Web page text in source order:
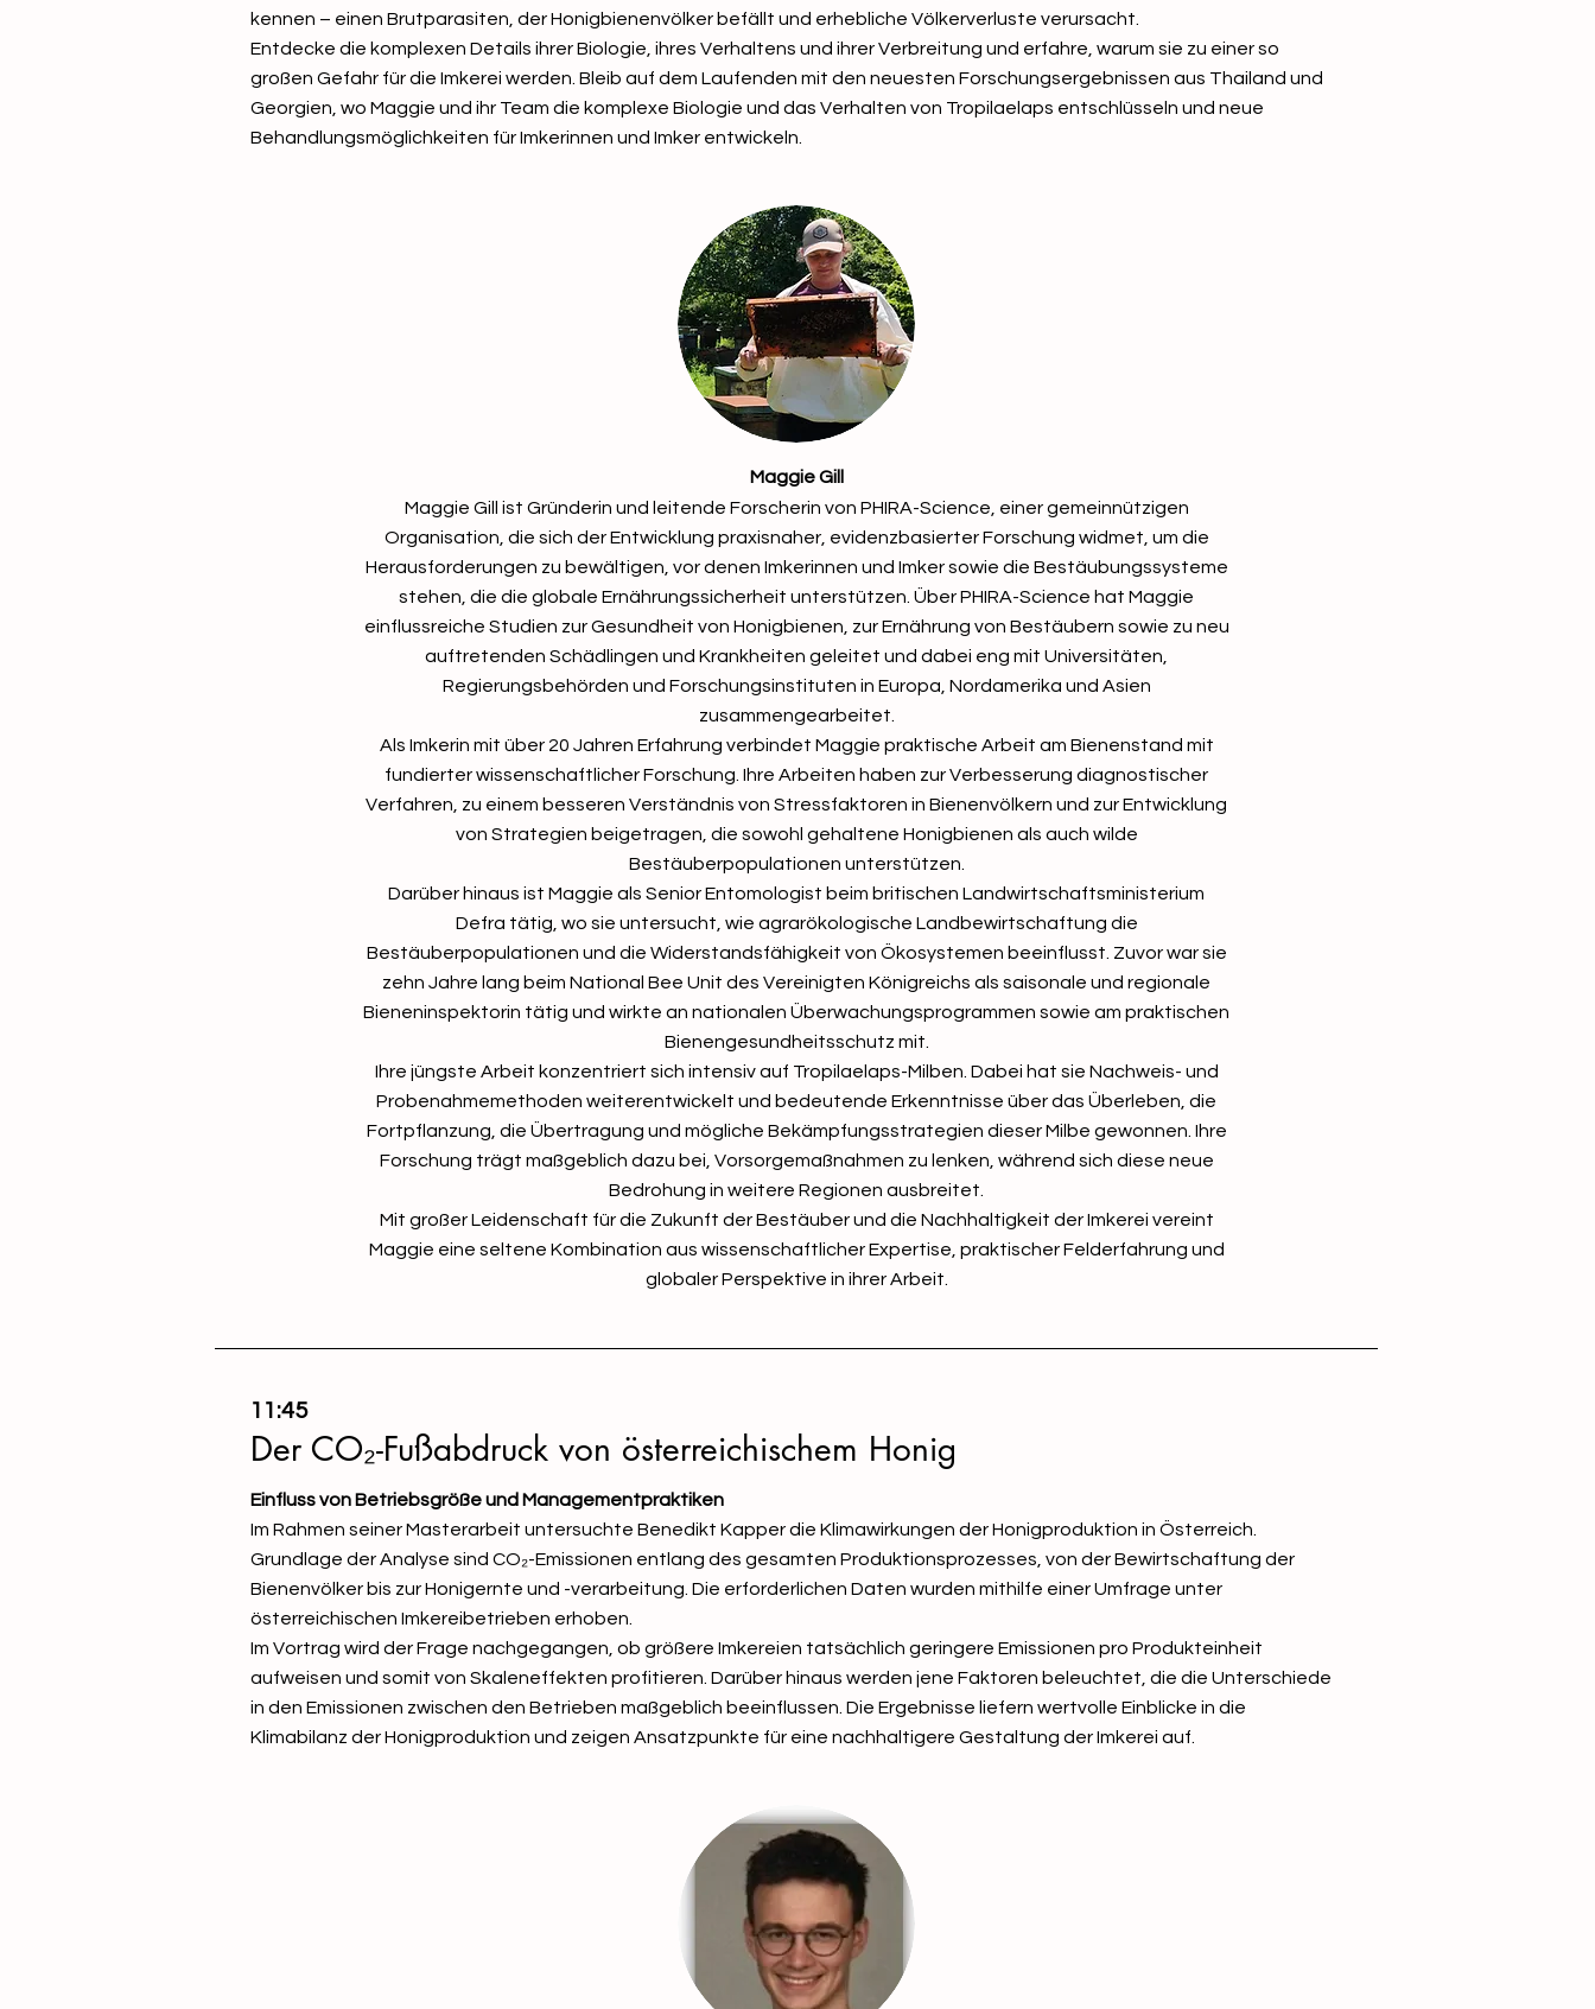
kennen – einen Brutparasiten, der Honigbienenvölker befällt und erhebliche Völkerverluste verursacht.
Entdecke die komplexen Details ihrer Biologie, ihres Verhaltens und ihrer Verbreitung und erfahre, warum sie zu einer so
großen Gefahr für die Imkerei werden. Bleib auf dem Laufenden mit den neuesten Forschungsergebnissen aus Thailand und
Georgien, wo Maggie und ihr Team die komplexe Biologie und das Verhalten von Tropilaelaps entschlüsseln und neue
Behandlungsmöglichkeiten für Imkerinnen und Imker entwickeln.
Maggie Gill
Maggie Gill ist Gründerin und leitende Forscherin von PHIRA-Science, einer gemeinnützigen
Organisation, die sich der Entwicklung praxisnaher, evidenzbasierter Forschung widmet, um die
Herausforderungen zu bewältigen, vor denen Imkerinnen und Imker sowie die Bestäubungssysteme
stehen, die die globale Ernährungssicherheit unterstützen. Über PHIRA-Science hat Maggie
einflussreiche Studien zur Gesundheit von Honigbienen, zur Ernährung von Bestäubern sowie zu neu
auftretenden Schädlingen und Krankheiten geleitet und dabei eng mit Universitäten,
Regierungsbehörden und Forschungsinstituten in Europa, Nordamerika und Asien
zusammengearbeitet.
Als Imkerin mit über 20 Jahren Erfahrung verbindet Maggie praktische Arbeit am Bienenstand mit
fundierter wissenschaftlicher Forschung. Ihre Arbeiten haben zur Verbesserung diagnostischer
Verfahren, zu einem besseren Verständnis von Stressfaktoren in Bienenvölkern und zur Entwicklung
von Strategien beigetragen, die sowohl gehaltene Honigbienen als auch wilde
Bestäuberpopulationen unterstützen.
Darüber hinaus ist Maggie als Senior Entomologist beim britischen Landwirtschaftsministerium
Defra tätig, wo sie untersucht, wie agrarökologische Landbewirtschaftung die
Bestäuberpopulationen und die Widerstandsfähigkeit von Ökosystemen beeinflusst. Zuvor war sie
zehn Jahre lang beim National Bee Unit des Vereinigten Königreichs als saisonale und regionale
Bieneninspektorin tätig und wirkte an nationalen Überwachungsprogrammen sowie am praktischen
Bienengesundheitsschutz mit.
Ihre jüngste Arbeit konzentriert sich intensiv auf Tropilaelaps-Milben. Dabei hat sie Nachweis- und
Probenahmemethoden weiterentwickelt und bedeutende Erkenntnisse über das Überleben, die
Fortpflanzung, die Übertragung und mögliche Bekämpfungsstrategien dieser Milbe gewonnen. Ihre
Forschung trägt maßgeblich dazu bei, Vorsorgemaßnahmen zu lenken, während sich diese neue
Bedrohung in weitere Regionen ausbreitet.
Mit großer Leidenschaft für die Zukunft der Bestäuber und die Nachhaltigkeit der Imkerei vereint
Maggie eine seltene Kombination aus wissenschaftlicher Expertise, praktischer Felderfahrung und
globaler Perspektive in ihrer Arbeit.
11:45
Der CO₂-Fußabdruck von österreichischem Honig
Einfluss von Betriebsgröße und Managementpraktiken
Im Rahmen seiner Masterarbeit untersuchte Benedikt Kapper die Klimawirkungen der Honigproduktion in Österreich.
Grundlage der Analyse sind CO₂-Emissionen entlang des gesamten Produktionsprozesses, von der Bewirtschaftung der
Bienenvölker bis zur Honigernte und -verarbeitung. Die erforderlichen Daten wurden mithilfe einer Umfrage unter
österreichischen Imkereibetrieben erhoben.
Im Vortrag wird der Frage nachgegangen, ob größere Imkereien tatsächlich geringere Emissionen pro Produkteinheit
aufweisen und somit von Skaleneffekten profitieren. Darüber hinaus werden jene Faktoren beleuchtet, die die Unterschiede
in den Emissionen zwischen den Betrieben maßgeblich beeinflussen. Die Ergebnisse liefern wertvolle Einblicke in die
Klimabilanz der Honigproduktion und zeigen Ansatzpunkte für eine nachhaltigere Gestaltung der Imkerei auf.